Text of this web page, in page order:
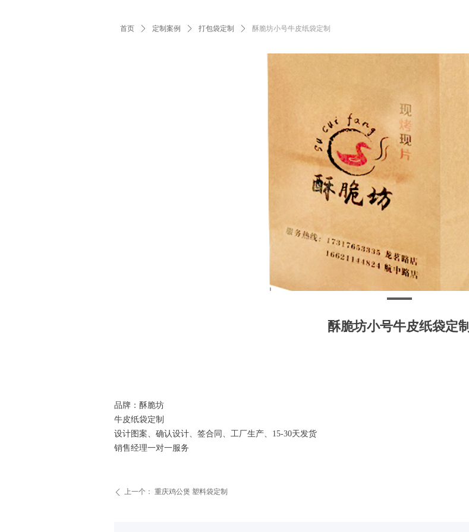
首页 ꄲ 定制案例 ꄲ 打包袋定制 ꄲ 酥脆坊小号牛皮纸袋定制
酥脆坊小号牛皮纸袋定制
ꄴ 上一个： 重庆鸡公煲 塑料袋定制
品牌：酥脆坊
牛皮纸袋定制
设计图案、确认设计、签合同、工厂生产、15-30天发货
销售经理一对一服务